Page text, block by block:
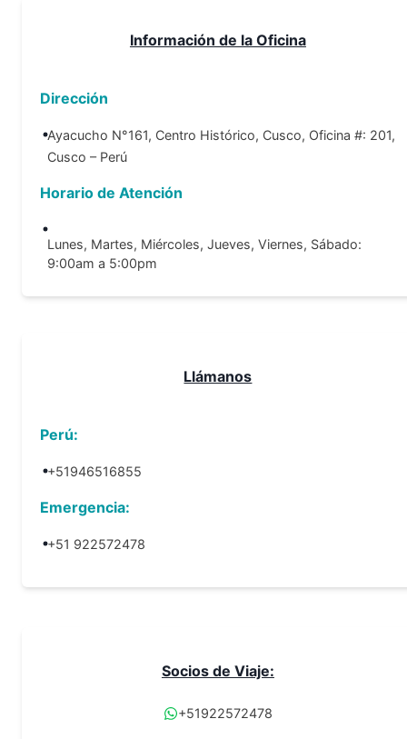
Información de la Oficina
Dirección
Ayacucho N°161, Centro Histórico, Cusco, Oficina #: 201,
Cusco – Perú
Horario de Atención
Lunes, Martes, Miércoles, Jueves, Viernes, Sábado:
9:00am a 5:00pm
Llámanos
Perú:
+51946516855
Emergencia:
+51 922572478
Socios de Viaje:
+51922572478